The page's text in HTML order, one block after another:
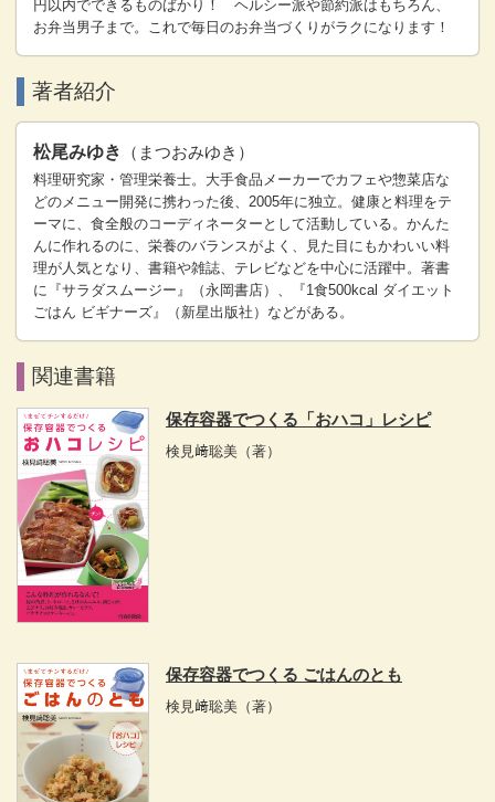
円以内でできるものばかり！ ヘルシー派や節約派はもちろん、
お弁当男子まで。これで毎日のお弁当づくりがラクになります！
著者紹介
松尾みゆき （まつおみゆき）
料理研究家・管理栄養士。大手食品メーカーでカフェや惣菜店な
どのメニュー開発に携わった後、2005年に独立。健康と料理をテ
ーマに、食全般のコーディネーターとして活動している。かんた
んに作れるのに、栄養のバランスがよく、見た目にもかわいい料
理が人気となり、書籍や雑誌、テレビなどを中心に活躍中。著書
に『サラダスムージー』（永岡書店）、『1食500kcal ダイエット
ごはん ビギナーズ』（新星出版社）などがある。
関連書籍
保存容器でつくる「おハコ」レシピ
検見﨑聡美 （著）
保存容器でつくる ごはんのとも
検見﨑聡美 （著）